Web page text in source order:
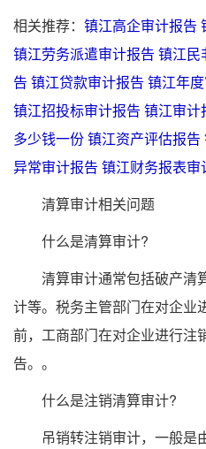
相关推荐： 镇江高企审计报告
镇江劳务派遣审计报告 镇江民
告 镇江贷款审计报告 镇江年
镇江招投标审计报告 镇江审计
多少钱一份镇江资产评估报告
异常审计报告 镇江财务报表审
清算审计相关问题
什么是清算审计?
清算审计通常包括破产清
计等。税务主管部门在对企业
前，工商部门在对企业进行注
告。。
什么是注销清算审计?
吊销转注销审计，一般是